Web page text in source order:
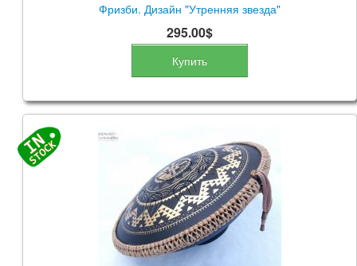
Фризби. Дизайн "Утренняя звезда"
295.00$
Купить